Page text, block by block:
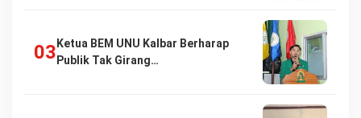
Ketua BEM UNU Kalbar Berharap
Publik Tak Girang…